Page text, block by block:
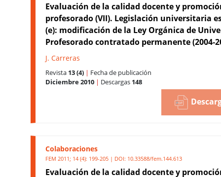
Evaluación de la calidad docente y
profesorado (VII). Legislación universitaria
(e): modificación de la Ley Orgánica de
Profesorado contratado permanente (2004-
J. Carreras
Revista 13 (4) | Fecha de publicación
Diciembre 2010 | Descargas 148
Colaboraciones
FEM 2011; 14 (4): 199-205 | DOI: 10.33588/fem.144.613
Evaluación de la calidad docente y